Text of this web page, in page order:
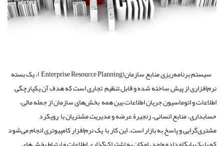
سیستم برنامه‌ریزی منابع سازمان(Enterprise Resource Planning )، یک بسته
نرم‌افزاری از پیش ساخته شده و قابل تنظیم تجاری است که هدف آن یکپارچگی
اطلاعات و اتوماسیون جریان اطلاعات بین همه بخش‌های سازمان از جمله مالی،
حسابداری، منابع انسانی، زنجیرۀ عرضه و مدیریت مشتریان با رویکرد
مشتری‌گرایی و پاسخ به بازار است. این کار با یک نرم‌افزار کامپیوتری انجام می‌شود